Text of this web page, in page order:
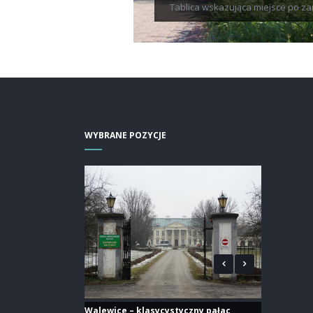
Tablica wskazująca miejsce po
WYBRANE POZYCJE
Walewice – klasycystyczny pałac